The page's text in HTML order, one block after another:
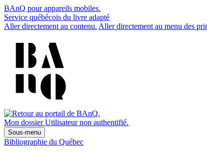
BAnQ pour appareils mobiles.
Service québécois du livre adapté
Aller directement au contenu. Aller directement au menu des
Mon dossier Utilisateur non authentifié.
Sous-menu
Bibliographie du Québec